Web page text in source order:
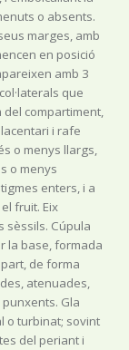
o absents.
marges, amb
en posició
amb 3
que
del compartiment,
i rafe
o menys llargs,
o menys
enters, i a
fruit. Eix
sèssils. Cúpula
la base, formada
de forma
atenuades,
Gla
o turbinat; sovint
del periant i